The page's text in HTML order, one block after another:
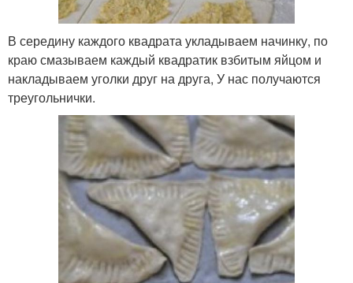
В середину каждого квадрата укладываем начинку, по
краю смазываем каждый квадратик взбитым яйцом и
накладываем уголки друг на друга, У нас получаются
треугольнички.